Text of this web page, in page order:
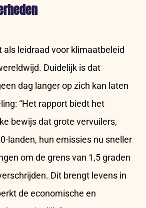
als leidraad voor klimaatbeleid
Duidelijk is dat
dag langer op zich kan laten
“Het rapport biedt het
bewijs dat grote vervuilers,
landen, hun emissies nu sneller
om de grens van 1,5 graden
Dit brengt levens in
de economische en